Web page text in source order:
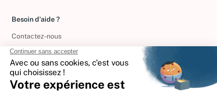
Besoin d'aide ?
Contactez-nous
International